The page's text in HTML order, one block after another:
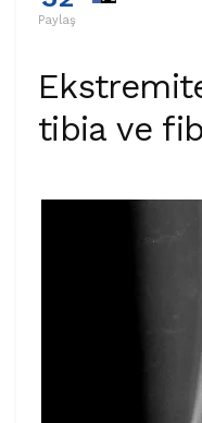
Paylaş
tibia ve